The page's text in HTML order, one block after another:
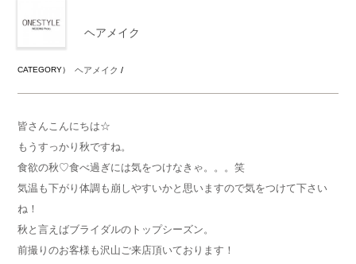
ヘアメイク
CATEGORY）ヘアメイク /
皆さんこんにちは☆
もうすっかり秋ですね。
食欲の秋♡食べ過ぎには気をつけなきゃ。。。笑
気温も下がり体調も崩しやすいかと思いますので気をつけて下さい
ね！
秋と言えばブライダルのトップシーズン。
前撮りのお客様も沢山ご来店頂いております！